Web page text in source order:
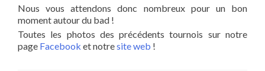
Nous vous attendons donc nombreux pour un bon
moment autour du bad !
Toutes les photos des précédents tournois sur notre
page Facebook et notresite web !